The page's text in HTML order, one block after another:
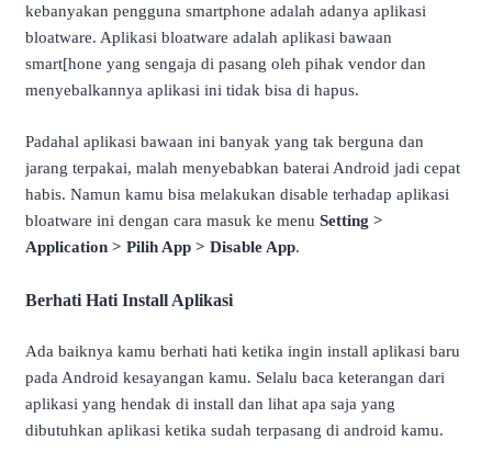
kebanyakan pengguna smartphone adalah adanya aplikasi
bloatware. Aplikasi bloatware adalah aplikasi bawaan
smart[hone yang sengaja di pasang oleh pihak vendor dan
menyebalkannya aplikasi ini tidak bisa di hapus.
Padahal aplikasi bawaan ini banyak yang tak berguna dan
jarang terpakai, malah menyebabkan baterai Android jadi cepat
habis. Namun kamu bisa melakukan disable terhadap aplikasi
bloatware ini dengan cara masuk ke menu Setting >
Application > Pilih App > Disable App.
Berhati Hati Install Aplikasi
Ada baiknya kamu berhati hati ketika ingin install aplikasi baru
pada Android kesayangan kamu. Selalu baca keterangan dari
aplikasi yang hendak di install dan lihat apa saja yang
dibutuhkan aplikasi ketika sudah terpasang di android kamu.